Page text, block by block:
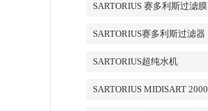
SARTORIUS 赛多利斯过滤膜
SARTORIUS赛多利斯过滤器
SARTORIUS超纯水机
SARTORIUS MIDISART 2000